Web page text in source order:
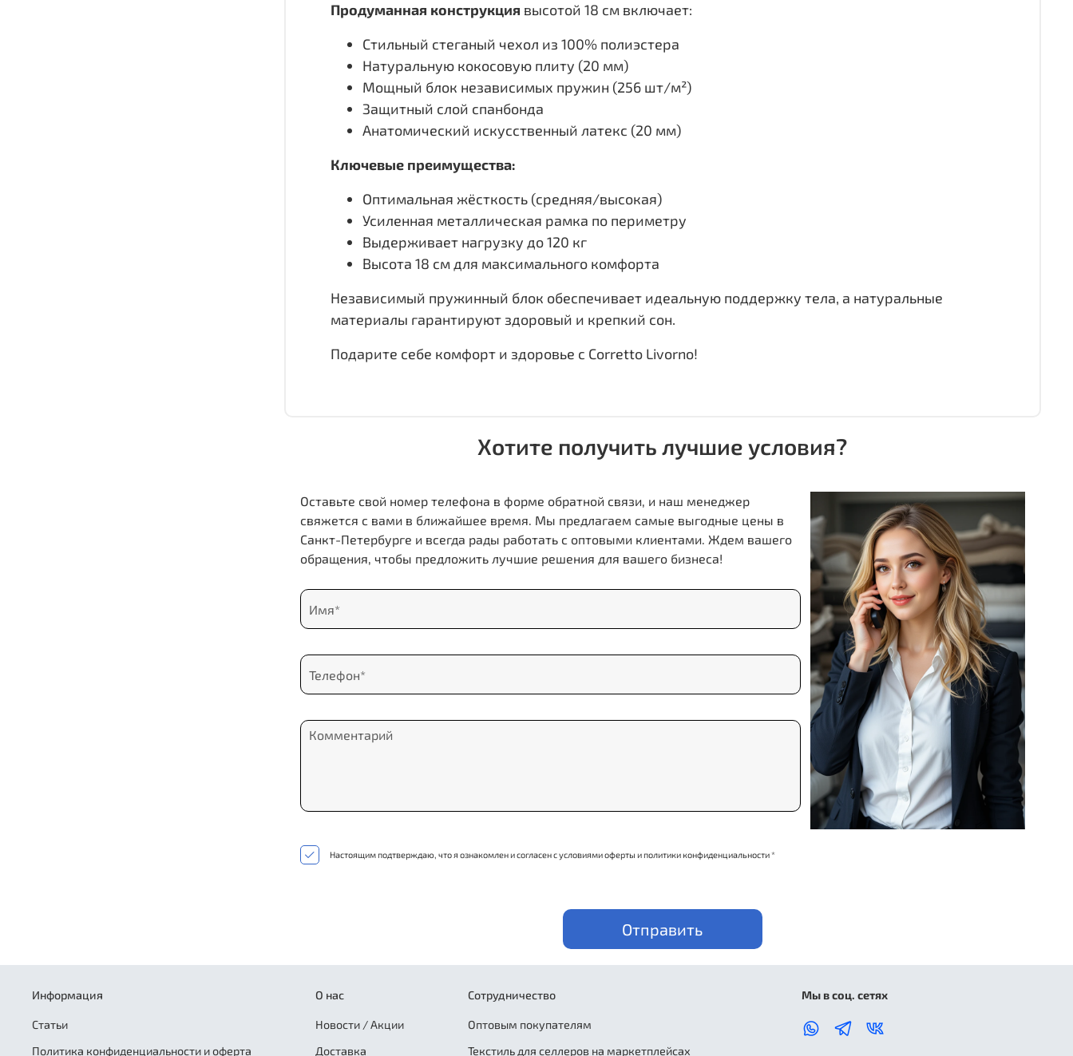
Продуманная конструкция высотой 18 см включает:
Стильный стеганый чехол из 100% полиэстера
Натуральную кокосовую плиту (20 мм)
Мощный блок независимых пружин (256 шт/м²)
Защитный слой спанбонда
Анатомический искусственный латекс (20 мм)
Ключевые преимущества:
Оптимальная жёсткость (средняя/высокая)
Усиленная металлическая рамка по периметру
Выдерживает нагрузку до 120 кг
Высота 18 см для максимального комфорта
Независимый пружинный блок обеспечивает идеальную поддержку тела, а натуральные
материалы гарантируют здоровый и крепкий сон.
Подарите себе комфорт и здоровье с Corretto Livorno!
Хотите получить лучшие условия?
Оставьте свой номер телефона в форме обратной связи, и наш менеджер
свяжется с вами в ближайшее время. Мы предлагаем самые выгодные цены в
Санкт-Петербурге и всегда рады работать с оптовыми клиентами. Ждем вашего
обращения, чтобы предложить лучшие решения для вашего бизнеса!
Настоящим подтверждаю, что я ознакомлен и согласен с условиями оферты и политики конфиденциальности *
Отправить
Информация
Статьи
Политика конфиденциальности и оферта
О нас
Новости / Акции
Доставка
Сотрудничество
Оптовым покупателям
Текстиль для селлеров на маркетплейсах
Мы в соц. сетях